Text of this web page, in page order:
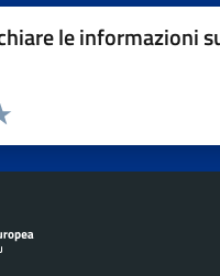
le informazioni
pagina
5 stelle su 5
4 stelle su 5
su 5
su 5